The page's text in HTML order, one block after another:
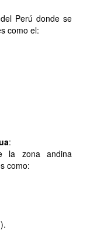
Perú donde se
como el:
:
la zona andina
como: